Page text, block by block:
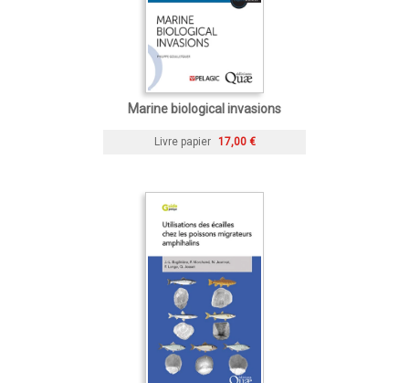
Marine biological invasions
Livre papier 17,00 €